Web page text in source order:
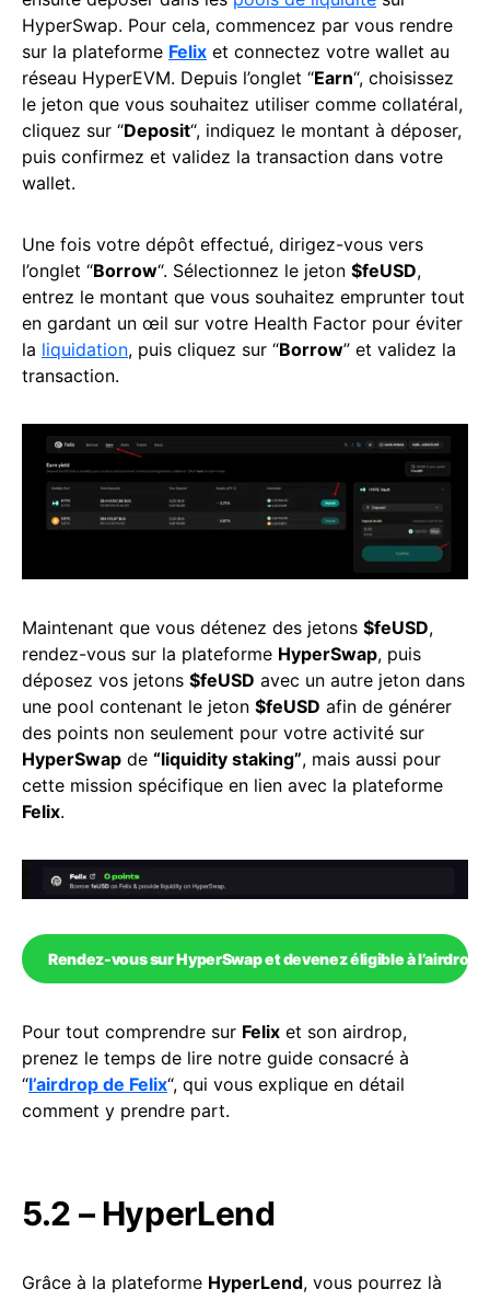
HyperSwap. Pour cela, commencez par vous rendre
sur la plateforme Felix et connectez votre wallet au
réseau HyperEVM. Depuis l’onglet “Earn“, choisissez
le jeton que vous souhaitez utiliser comme collatéral,
cliquez sur “Deposit“, indiquez le montant à déposer,
puis confirmez et validez la transaction dans votre
wallet.
Une fois votre dépôt effectué, dirigez-vous vers
l’onglet “Borrow“. Sélectionnez le jeton $feUSD,
entrez le montant que vous souhaitez emprunter tout
en gardant un œil sur votre Health Factor pour éviter
la liquidation, puis cliquez sur “Borrow” et validez la
transaction.
Maintenant que vous détenez des jetons $feUSD,
rendez-vous sur la plateforme HyperSwap, puis
déposez vos jetons $feUSD avec un autre jeton dans
une pool contenant le jeton $feUSD afin de générer
des points non seulement pour votre activité sur
HyperSwap de “liquidity staking”, mais aussi pour
cette mission spécifique en lien avec la plateforme
Felix.
Rendez-vous sur HyperSwap et devenez éligible à l’airdrop
Pour tout comprendre sur Felix et son airdrop,
prenez le temps de lire notre guide consacré à
“l’airdrop de Felix“, qui vous explique en détail
comment y prendre part.
5.2 – HyperLend
Grâce à la plateforme HyperLend, vous pourrez là